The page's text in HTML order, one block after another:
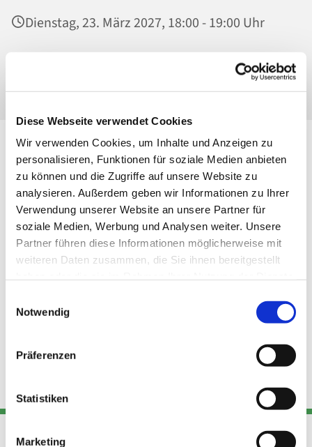
Diese Webseite verwendet Cookies
Wir verwenden Cookies, um Inhalte und Anzeigen zu
personalisieren, Funktionen für soziale Medien anbieten
zu können und die Zugriffe auf unsere Website zu
analysieren. Außerdem geben wir Informationen zu Ihrer
Verwendung unserer Website an unsere Partner für
soziale Medien, Werbung und Analysen weiter. Unsere
Partner führen diese Informationen möglicherweise mit
weiteren Daten zusammen, die Sie ihnen bereitgestellt
Notwendig
Präferenzen
Statistiken
Marketing
Dienstag, 23. März 2027, 18:00 - 19:00 Uhr
Ss. Corpus Christi, Kirche, Conrad-Blenkle-